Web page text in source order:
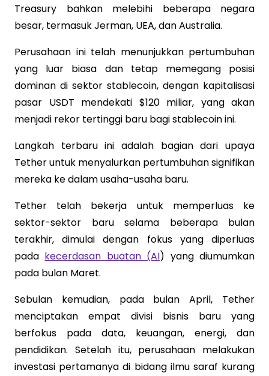
Treasury bahkan melebihi beberapa negara
besar, termasuk Jerman, UEA, dan Australia.
Perusahaan ini telah menunjukkan pertumbuhan
yang luar biasa dan tetap memegang posisi
dominan di sektor stablecoin, dengan kapitalisasi
pasar USDT mendekati $120 miliar, yang akan
menjadi rekor tertinggi baru bagi stablecoin ini.
Langkah terbaru ini adalah bagian dari upaya
Tether untuk menyalurkan pertumbuhan signifikan
mereka ke dalam usaha-usaha baru.
Tether telah bekerja untuk memperluas ke
sektor-sektor baru selama beberapa bulan
terakhir, dimulai dengan fokus yang diperluas
pada kecerdasan buatan (AI) yang diumumkan
pada bulan Maret.
Sebulan kemudian, pada bulan April, Tether
menciptakan empat divisi bisnis baru yang
berfokus pada data, keuangan, energi, dan
pendidikan. Setelah itu, perusahaan melakukan
investasi pertamanya di bidang ilmu saraf kurang